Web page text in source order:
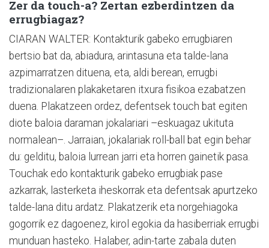
Zer da touch-a? Zertan ezberdintzen da
errugbiagaz?
CIARAN WALTER: Kontakturik gabeko errugbiaren
bertsio bat da, abiadura, arintasuna eta talde-lana
azpimarratzen dituena, eta, aldi berean, errugbi
tradizionalaren plakaketaren itxura fisikoa ezabatzen
duena. Plakatzeen ordez, defentsek touch bat egiten
diote baloia daraman jokalariari –eskuagaz ukituta
normalean–. Jarraian, jokalariak roll-ball bat egin behar
du: gelditu, baloia lurrean jarri eta horren gainetik pasa.
Touchak edo kontakturik gabeko errugbiak pase
azkarrak, lasterketa iheskorrak eta defentsak apurtzeko
talde-lana ditu ardatz. Plakatzerik eta norgehiagoka
gogorrik ez dagoenez, kirol egokia da hasiberriak errugbi
munduan hasteko. Halaber, adin-tarte zabala duten